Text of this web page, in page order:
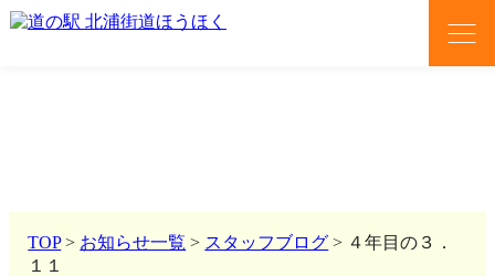
TOP> お知らせ一覧 > スタッフブログ > ４年目の３．
１１